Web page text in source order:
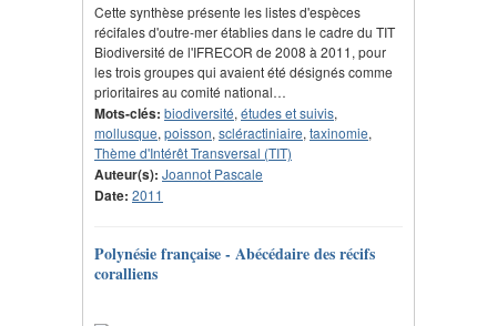
Cette synthèse présente les listes d'espèces
récifales d'outre-mer établies dans le cadre du TIT
Biodiversité de l'IFRECOR de 2008 à 2011, pour
les trois groupes qui avaient été désignés comme
prioritaires au comité national…
Mots-clés: biodiversité, études et suivis,
mollusque, poisson, scléractiniaire, taxinomie,
Thème d'Intérêt Transversal (TIT)
Auteur(s): Joannot Pascale
Date: 2011
Polynésie française - Abécédaire des récifs
coralliens